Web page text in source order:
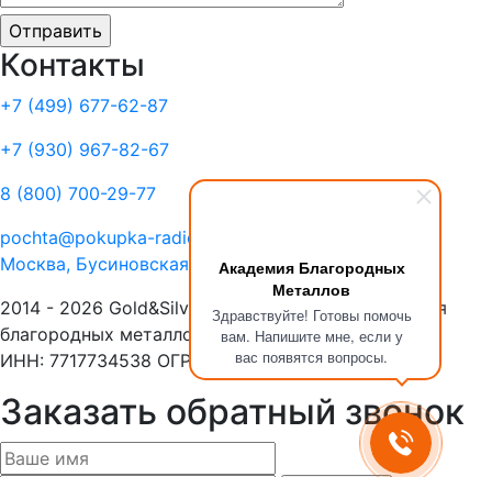
Академия Благородных
Металлов
Здравствуйте! Готовы помочь
вам. Напишите мне, если у
вас появятся вопросы.
Контакты
+7 (499) 677-62-87
+7 (930) 967-82-67
8 (800) 700-29-77
pochta@pokupka-radiolom.ru
Москва, Бусиновская Горка, 1Е с.5
2014 - 2026 Gold&Silver Научный Центр «Академия
благородных металлов»
ИНН: 7717734538 ОГРН: 1137746053908
Заказать обратный звонок